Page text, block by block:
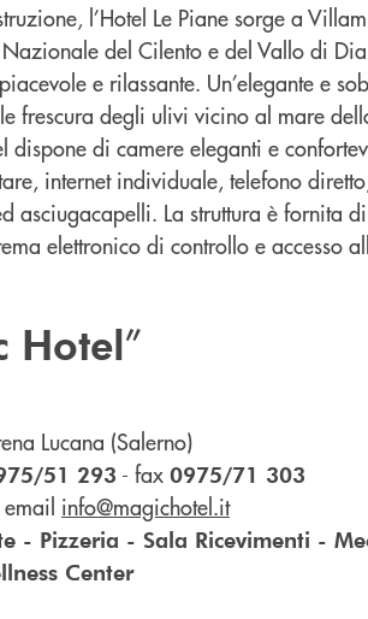
l’Hotel Le Piane sorge a
del Cilento e del Vallo di
e rilassante. Un’elegante e
frescura degli ulivi vicino al mare
dispone di camere eleganti e
internet individuale, telefono
asciugacapelli. La struttura è fornita
elettronico di controllo e accesso
Hotel”
Lucana (Salerno)
51 293 - fax 0975/71 303
email info@magichotel.it
- Pizzeria - Sala Ricevimenti -
Center